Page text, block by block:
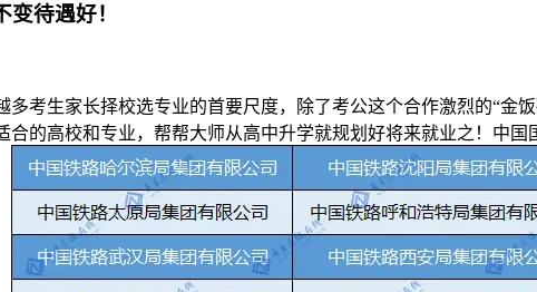
待遇好！
生家长择校选专业的首要尺度，除了考公这个合作激烈的“金
的高校和专业，帮帮大师从高中升学就规划好将来就业之！中